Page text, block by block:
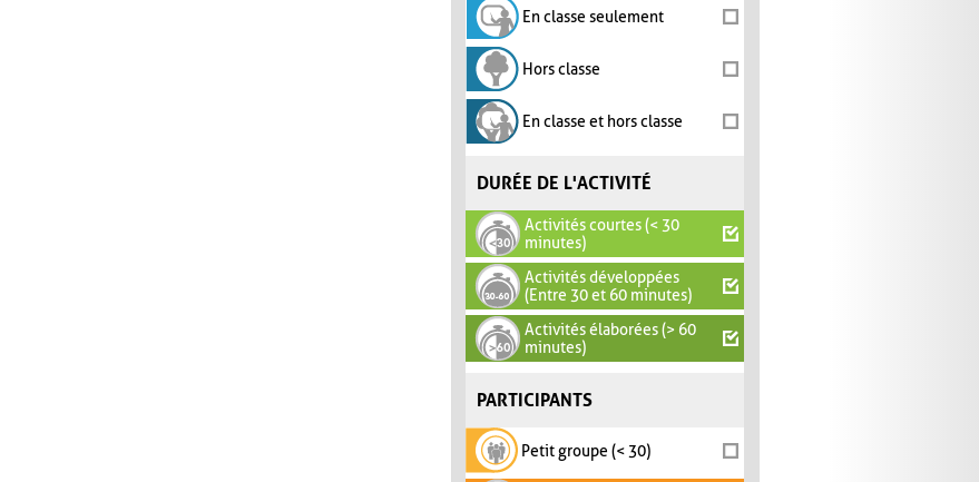
En classe seulement
Hors classe
En classe et hors classe
DURÉE DE L'ACTIVITÉ
Activités courtes (< 30
minutes)
Activités développées
(Entre 30 et 60 minutes)
Activités élaborées (> 60
minutes)
PARTICIPANTS
Petit groupe (< 30)